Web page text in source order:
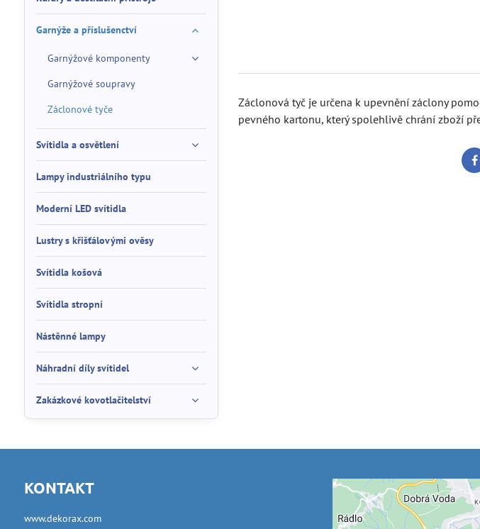
Záclonová tyč je určena k upevnění záclony
pevného kartonu, který spolehlivě chrání zboží
Garnýže a příslušenctví
Garnýžové komponenty
Garnýžové soupravy
Záclonové tyče
Svítidla a osvětlení
Lampy industriálního typu
Moderní LED svítidla
Lustry s křišťálovými ověsy
Svítidla košová
Svítidla stropní
Nástěnné lampy
Náhradní díly svítidel
Zakázkové kovotlačitelství
KONTAKT
www.dekorax.com